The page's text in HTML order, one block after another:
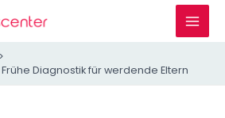
Diagnostik für werdende Eltern